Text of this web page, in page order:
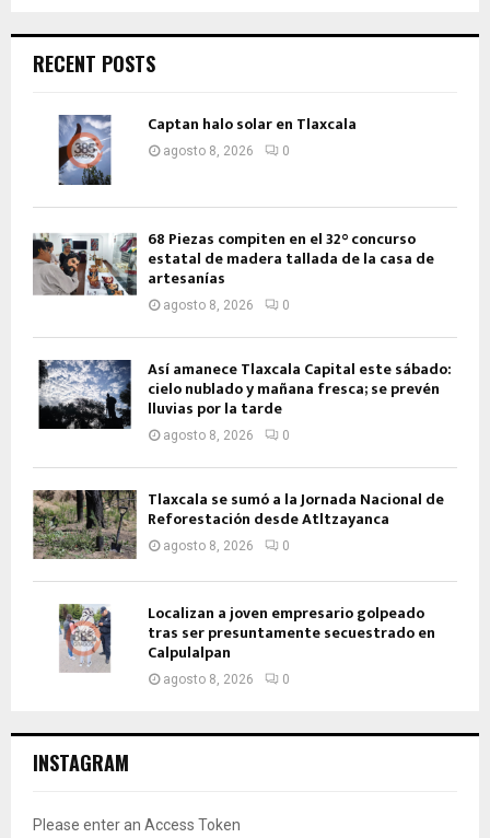
RECENT POSTS
Captan halo solar en Tlaxcala
agosto 8, 2026 0
68 Piezas compiten en el 32° concurso
estatal de madera tallada de la casa de
artesanías
agosto 8, 2026 0
Así amanece Tlaxcala Capital este sábado:
cielo nublado y mañana fresca; se prevén
lluvias por la tarde
agosto 8, 2026 0
Tlaxcala se sumó a la Jornada Nacional de
Reforestación desde Atltzayanca
agosto 8, 2026 0
Localizan a joven empresario golpeado
tras ser presuntamente secuestrado en
Calpulalpan
agosto 8, 2026 0
INSTAGRAM
Please enter an Access Token